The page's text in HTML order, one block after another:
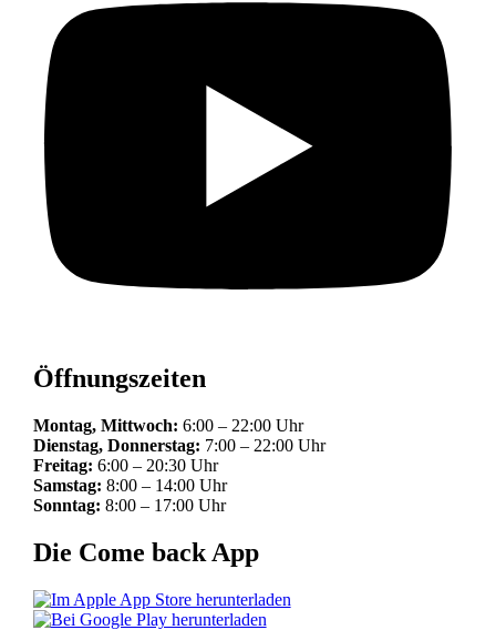
Öffnungszeiten
Montag, Mittwoch: 6:00 – 22:00 Uhr
Dienstag, Donnerstag: 7:00 – 22:00 Uhr
Freitag: 6:00 – 20:30 Uhr
Samstag: 8:00 – 14:00 Uhr
Sonntag: 8:00 – 17:00 Uhr
Die Come back App